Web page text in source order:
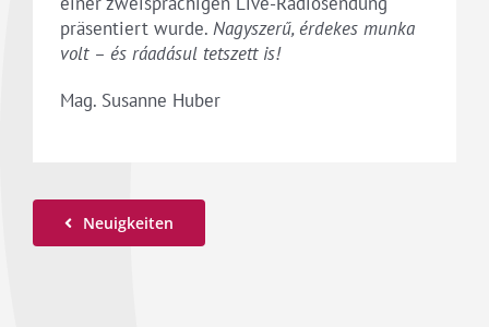
präsentiert wurde.Nagyszerű, érdekes munka
volt – és ráadásul tetszett is!
Mag. Susanne Huber
Neuigkeiten